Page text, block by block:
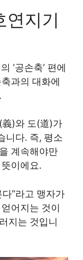
연지기
‘공손축’ 편에
과의 대화에
義)와 도(道)가
니다. 즉, 평소
계속해야만
이에요.
”라고 맹자가
어지는 것이
지는 것입니